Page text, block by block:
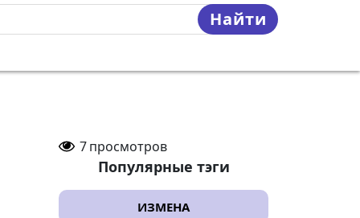
Найти
7просмотров
Популярные тэги
ИЗМЕНА